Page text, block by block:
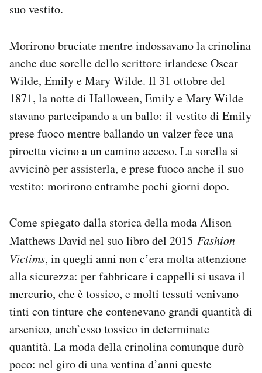
suo vestito.
Morirono bruciate mentre indossavano la crinolina
anche due sorelle dello scrittore irlandese Oscar
Wilde, Emily e Mary Wilde. Il 31 ottobre del
1871, la notte di Halloween, Emily e Mary Wilde
stavano partecipando a un ballo: il vestito di Emily
prese fuoco mentre ballando un valzer fece una
piroetta vicino a un camino acceso. La sorella si
avvicinò per assisterla, e prese fuoco anche il suo
vestito: morirono entrambe pochi giorni dopo.
Come spiegato dalla storica della moda Alison
Matthews David nel suo libro del 2015 Fashion
Victims, in quegli anni non c’era molta attenzione
alla sicurezza: per fabbricare i cappelli si usava il
mercurio, che è tossico, e molti tessuti venivano
tinti con tinture che contenevano grandi quantità di
arsenico, anch’esso tossico in determinate
quantità. La moda della crinolina comunque durò
poco: nel giro di una ventina d’anni queste